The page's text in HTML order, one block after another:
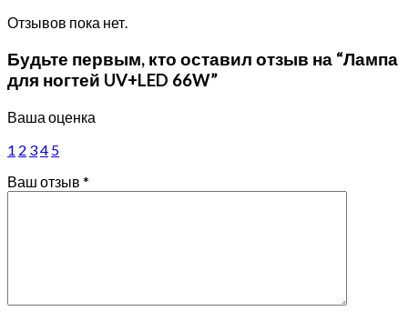
Отзывов пока нет.
Будьте первым, кто оставил отзыв на “Лампа
для ногтей UV+LED 66W”
Ваша оценка
1 2 34 5
Ваш отзыв *